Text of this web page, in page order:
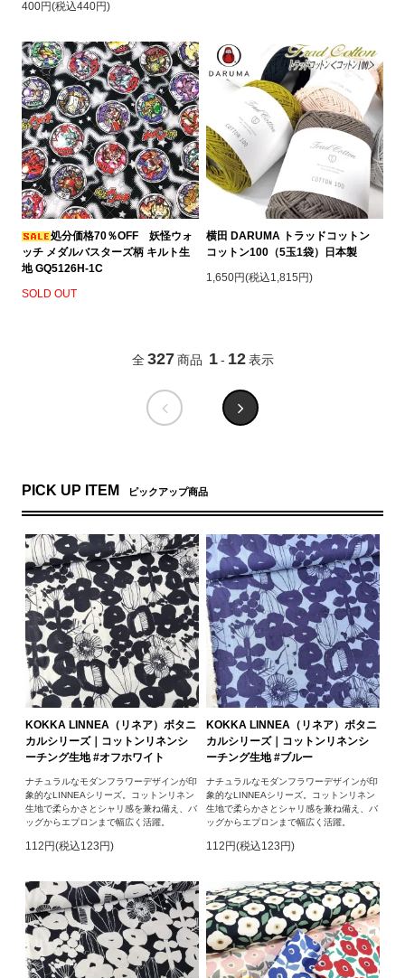
400円(税込440円)
処分価格70％OFF 妖怪ウォ
ッチ メダルバスターズ柄 キルト生
地 GQ5126H-1C
SOLD OUT
横田 DARUMA トラッドコットン
コットン100（5玉1袋）日本製
1,650円(税込1,815円)
全 327 商品 1 - 12 表示
PICK UP ITEM ピックアップ商品
KOKKA LINNEA（リネア）ボタニ
カルシリーズ｜コットンリネンシ
ーチング生地 #オフホワイト
ナチュラルなモダンフラワーデザインが印
象的なLINNEAシリーズ。コットンリネン
生地で柔らかさとシャリ感を兼ね備え、バ
ッグからエプロンまで幅広く活躍。
112円(税込123円)
KOKKA LINNEA（リネア）ボタニ
カルシリーズ｜コットンリネンシ
ーチング生地 #ブルー
ナチュラルなモダンフラワーデザインが印
象的なLINNEAシリーズ。コットンリネン
生地で柔らかさとシャリ感を兼ね備え、バ
ッグからエプロンまで幅広く活躍。
112円(税込123円)